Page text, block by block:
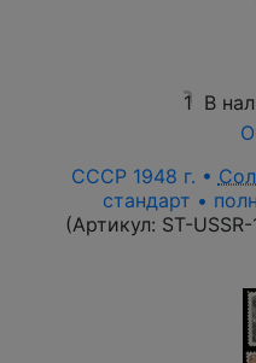
1 В
СССР 1948 г. •
стандарт •
(Артикул: ST-